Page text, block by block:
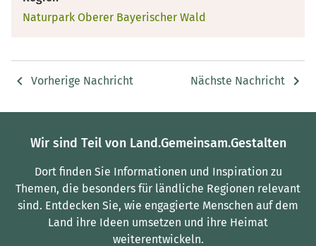
Naturpark Oberer Bayerischer Wald
Vorherige Nachricht Nächste Nachricht
Wir sind Teil von Land.Gemeinsam.Gestalten
Dort finden Sie Informationen und Inspiration zu
Themen, die besonders für ländliche Regionen relevant
sind. Entdecken Sie, wie engagierte Menschen auf dem
Land ihre Ideen umsetzen und ihre Heimat
weiterentwickeln.